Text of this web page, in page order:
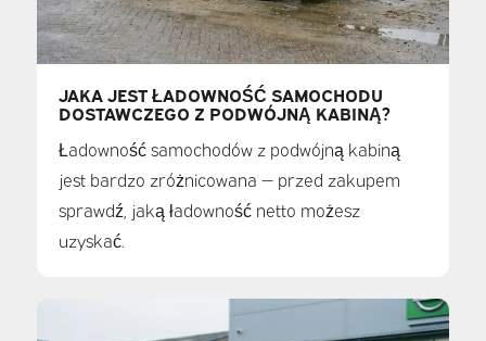
JAKA JEST ŁADOWNOŚĆ SAMOCHODU
DOSTAWCZEGO Z PODWÓJNĄ KABINĄ?
Ładowność samochodów z podwójną kabiną
jest bardzo zróżnicowana — przed zakupem
sprawdź, jaką ładowność netto możesz
uzyskać.